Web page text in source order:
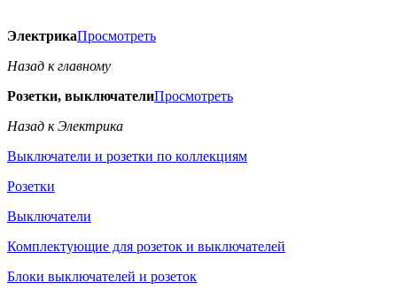
ЭлектрикаПросмотреть
Назад к главному
Розетки, выключателиПросмотреть
Назад к Электрика
Выключатели и розетки по коллекциям
Розетки
Выключатели
Комплектующие для розеток и выключателей
Блоки выключателей и розеток